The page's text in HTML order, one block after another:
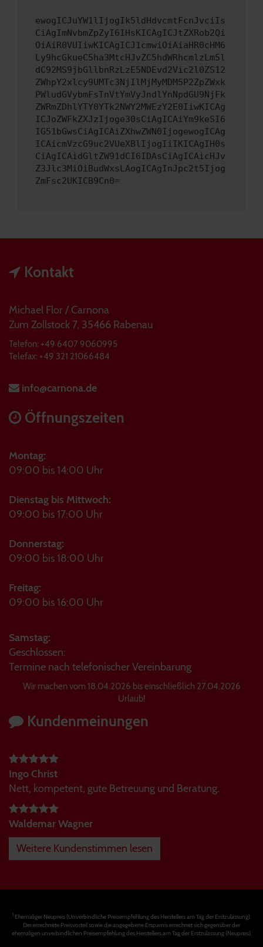
ewogICJuYW1lIjogIk5ldHdvcmtFcnJvciIs
CiAgImNvbmZpZyI6IHsKICAgICJtZXRob2Qi
OiAiR0VUIiwKICAgICJ1cmwiOiAiaHR0cHM6
Ly9hcGkueC5ha3MtcHJvZC5hdWRhcmlzLm5l
dC92MS9jbGllbnRzLzE5NDEvd2Vic2l0ZS12
ZWhpY2xlcy9UMTc3NjIlMjMyMDM5P2ZpZWxk
PWludGVybmFsTnVtYmVyJndlYnNpdGU9NjFk
ZWRmZDhlYTY0YTk2NWY2MWEzY2E0IiwKICAg
ICJoZWFkZXJzIjoge30sCiAgICAiYm9keSI6
IG51bGwsCiAgICAiZXhwZWN0IjogewogICAg
ICAicmVzcG9uc2VUeXBlIjogIiIKICAgIH0s
CiAgICAidGltZW91dCI6IDAsCiAgICAicHJv
Z3Jlc3MiOiBudWxsLAogICAgInJpc2t5Ijog
ZmFsc2UKICB9Cn0=
Kontakt
Michael Flor / Carnona
Zum Zollstock 7, 35466 Rabenau
Telefon: +49 6407 9060995
Telefax: +49 321 21066484
info@carnona.de
Öffnungszeiten
Montag:
09:00 bis 14:00 Uhr
Dienstag bis Mittwoch:
09:00 bis 17:00 Uhr
Donnerstag:
09:00 bis 18:00 Uhr
Freitag:
09:00 bis 16:00 Uhr
Samstag:
Geschlossen:
Termine nach telefonischer Vereinbarung
Wir machen vom 18.04.2026 bis einschließlich 27.04.2026
Urlaub!
Kundenmeinungen
Ingo Christ
Nett, kompetent, gute Betreuung und Beratung.
Waldemar Wagner
Weitere Kundenstimmen lesen
1Ehemaliger Neupreis (Unverbindliche Preisempfehlung des Herstellers am Tag der Erstzulassung).
Der errechnete Preisvorteil sowie die angegebene Ersparnis errechnet sich gegenüber der
ehemaligen unverbindlichen Preisempfehlung des Herstellers am Tag der Erstzulassung (Neupreis).